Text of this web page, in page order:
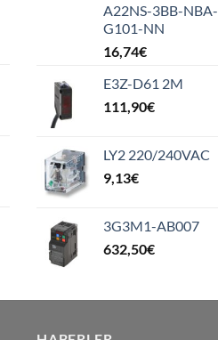
A22NS-3BB-NBA-
G101-NN
16,74€
E3Z-D61 2M
111,90€
LY2 220/240VAC
9,13€
3G3M1-AB007
632,50€